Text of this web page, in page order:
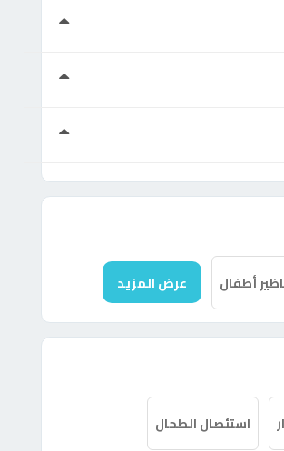
أطفال عرض المزيد
استئصال الطحال